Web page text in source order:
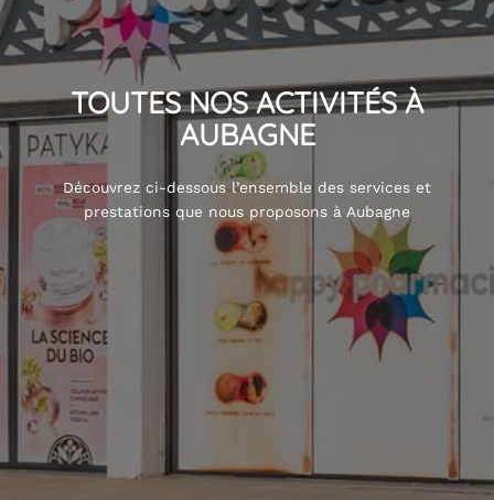
TOUTES NOS ACTIVITÉS À
AUBAGNE
Découvrez ci-dessous l’ensemble des services et
prestations que nous proposons à Aubagne